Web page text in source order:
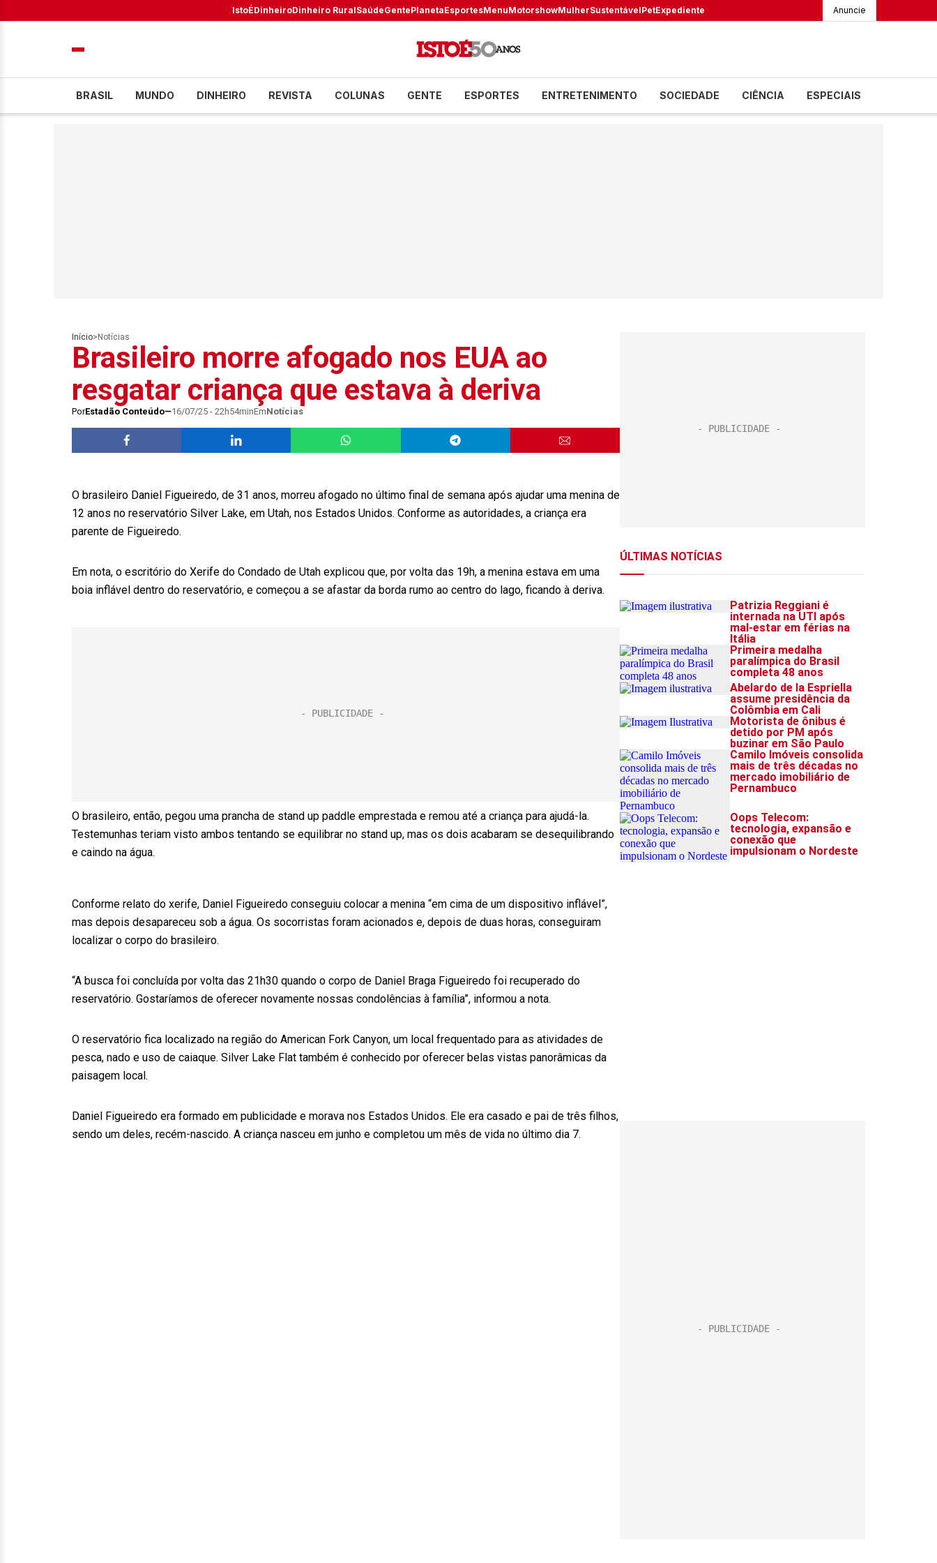
IstoÉDinheiroDinheiro RuralSaúdeGentePlanetaEsportesMenuMotorshowMulherSustentávelPetExpediente Anuncie
BRASIL MUNDO DINHEIRO REVISTA COLUNAS GENTE ESPORTES ENTRETENIMENTO SOCIEDADE CIÊNCIA ESPECIAIS
Início> Notícias
Brasileiro morre afogado nos EUA ao
resgatar criança que estava à deriva
PorEstadão Conteúdo 16/07/25 - 22h54minEmNotícias
O brasileiro Daniel Figueiredo, de 31 anos, morreu afogado no último final de semana após ajudar uma menina de
12 anos no reservatório Silver Lake, em Utah, nos Estados Unidos. Conforme as autoridades, a criança era
parente de Figueiredo.
Em nota, o escritório do Xerife do Condado de Utah explicou que, por volta das 19h, a menina estava em uma
boia inflável dentro do reservatório, e começou a se afastar da borda rumo ao centro do lago, ficando à deriva.
O brasileiro, então, pegou uma prancha de stand up paddle emprestada e remou até a criança para ajudá-la.
Testemunhas teriam visto ambos tentando se equilibrar no stand up, mas os dois acabaram se desequilibrando
e caindo na água.
Conforme relato do xerife, Daniel Figueiredo conseguiu colocar a menina “em cima de um dispositivo inflável”,
mas depois desapareceu sob a água. Os socorristas foram acionados e, depois de duas horas, conseguiram
localizar o corpo do brasileiro.
“A busca foi concluída por volta das 21h30 quando o corpo de Daniel Braga Figueiredo foi recuperado do
reservatório. Gostaríamos de oferecer novamente nossas condolências à família”, informou a nota.
O reservatório fica localizado na região do American Fork Canyon, um local frequentado para as atividades de
pesca, nado e uso de caiaque. Silver Lake Flat também é conhecido por oferecer belas vistas panorâmicas da
paisagem local.
Daniel Figueiredo era formado em publicidade e morava nos Estados Unidos. Ele era casado e pai de três filhos,
sendo um deles, recém-nascido. A criança nasceu em junho e completou um mês de vida no último dia 7.